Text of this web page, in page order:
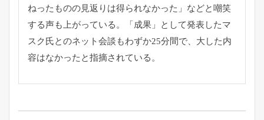
ねったものの見返りは得られなかった」などと嘲笑
する声も上がっている。「成果」として発表したマ
スク氏とのネット会談もわずか25分間で、大した内
容はなかったと指摘されている。
投